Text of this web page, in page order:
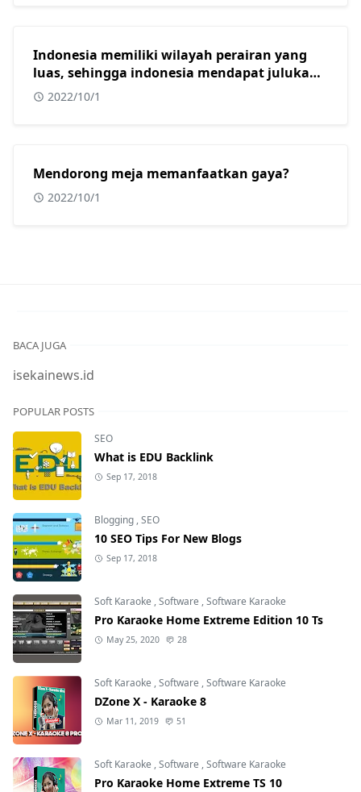
Indonesia memiliki wilayah perairan yang
luas, sehingga indonesia mendapat julukan
sebagai?
2022/10/1
Mendorong meja memanfaatkan gaya?
2022/10/1
BACA JUGA
isekainews.id
POPULAR POSTS
SEO
What is EDU Backlink
Sep 17, 2018
Blogging ,SEO
10 SEO Tips For New Blogs
Sep 17, 2018
Soft Karaoke ,Software ,Software Karaoke
Pro Karaoke Home Extreme Edition 10 Ts
May 25, 2020 28
Soft Karaoke ,Software ,Software Karaoke
DZone X - Karaoke 8
Mar 11, 2019 51
Soft Karaoke ,Software ,Software Karaoke
Pro Karaoke Home Extreme TS 10